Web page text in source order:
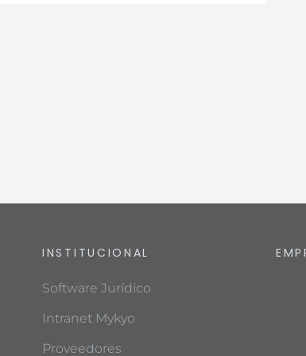
INSTITUCIONAL
Software Jurídico
Intranet Mykyo
Proveedores